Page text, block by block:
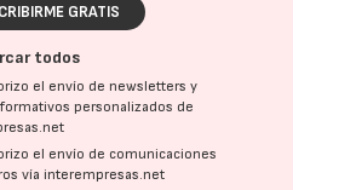
GRATIS
todos
el envío de newsletters y
personalizados de
el envío de comunicaciones
vía interempresas.net